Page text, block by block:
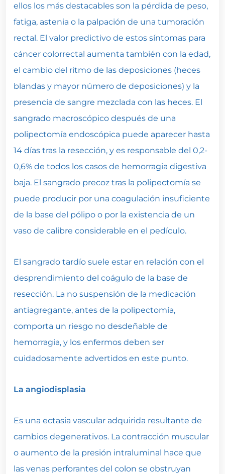
ellos los más destacables son la pérdida de peso,
fatiga, astenia o la palpación de una tumoración
rectal. El valor predictivo de estos síntomas para
cáncer colorrectal aumenta también con la edad,
el cambio del ritmo de las deposiciones (heces
blandas y mayor número de deposiciones) y la
presencia de sangre mezclada con las heces. El
sangrado macroscópico después de una
polipectomía endoscópica puede aparecer hasta
14 días tras la resección, y es responsable del 0,2-
0,6% de todos los casos de hemorragia digestiva
baja. El sangrado precoz tras la polipectomía se
puede producir por una coagulación insuficiente
de la base del pólipo o por la existencia de un
vaso de calibre considerable en el pedículo.
El sangrado tardío suele estar en relación con el
desprendimiento del coágulo de la base de
resección. La no suspensión de la medicación
antiagregante, antes de la polipectomía,
comporta un riesgo no desdeñable de
hemorragia, y los enfermos deben ser
cuidadosamente advertidos en este punto.
La angiodisplasia
Es una ectasia vascular adquirida resultante de
cambios degenerativos. La contracción muscular
o aumento de la presión intraluminal hace que
las venas perforantes del colon se obstruyan